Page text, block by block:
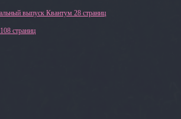
выпуск Квантум 28 страниц
страниц